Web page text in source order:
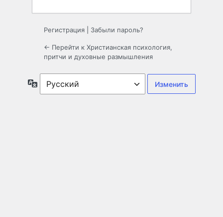
Регистрация Забыли пароль?
← Перейти к Христианская психология,
притчи и духовные размышления
Язык